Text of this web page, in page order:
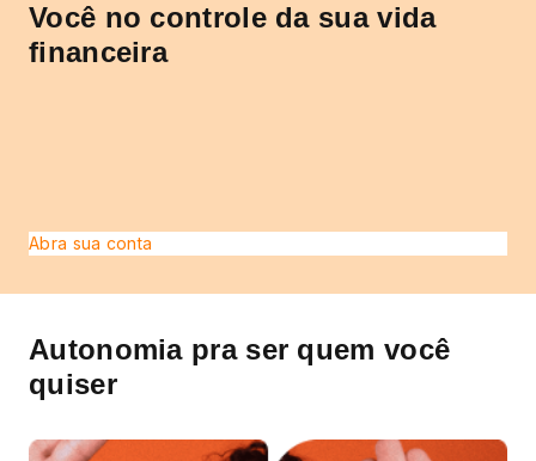
Você no controleda sua vida
financeira
Abra sua conta
Autonomia pra ser quem você
quiser